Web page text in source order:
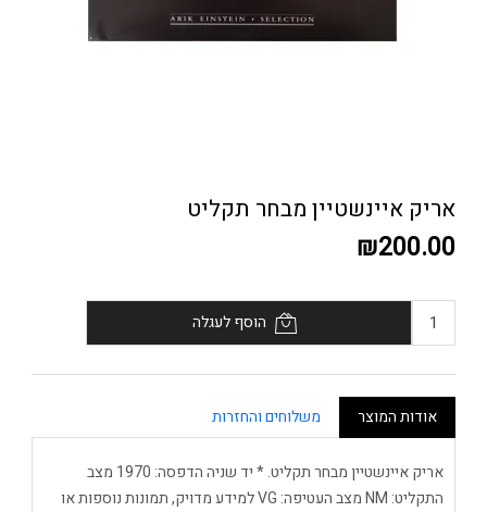
אריק איינשטיין מבחר תקליט
₪200.00
הוסף לעגלה
אודות המוצר משלוחים והחזרות
אריק איינשטיין מבחר תקליט. * יד שניה הדפסה: 1970 מצב
התקליט: NM מצב העטיפה: VG למידע מדויק, תמונות נוספות או